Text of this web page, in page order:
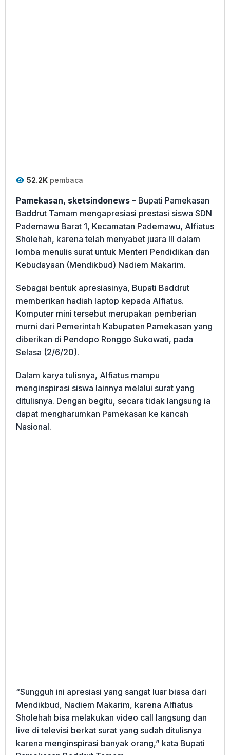
52.2K pembaca
Pamekasan, sketsindonews – Bupati Pamekasan
Baddrut Tamam mengapresiasi prestasi siswa SDN
Pademawu Barat 1, Kecamatan Pademawu, Alfiatus
Sholehah, karena telah menyabet juara III dalam
lomba menulis surat untuk Menteri Pendidikan dan
Kebudayaan (Mendikbud) Nadiem Makarim.
Sebagai bentuk apresiasinya, Bupati Baddrut
memberikan hadiah laptop kepada Alfiatus.
Komputer mini tersebut merupakan pemberian
murni dari Pemerintah Kabupaten Pamekasan yang
diberikan di Pendopo Ronggo Sukowati, pada
Selasa (2/6/20).
Dalam karya tulisnya, Alfiatus mampu
menginspirasi siswa lainnya melalui surat yang
ditulisnya. Dengan begitu, secara tidak langsung ia
dapat mengharumkan Pamekasan ke kancah
Nasional.
“Sungguh ini apresiasi yang sangat luar biasa dari
Mendikbud, Nadiem Makarim, karena Alfiatus
Sholehah bisa melakukan video call langsung dan
live di televisi berkat surat yang sudah ditulisnya
karena menginspirasi banyak orang,” kata Bupati